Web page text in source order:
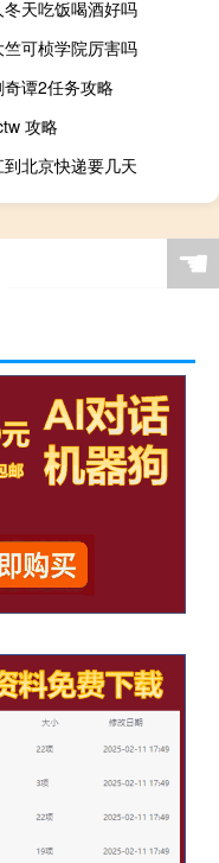
冬天吃饭喝酒好吗
竺可桢学院厉害吗
奇谭2任务攻略
攻略
到北京快递要几天
☚